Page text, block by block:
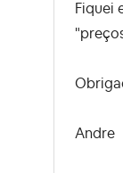
Fiquei
Andre